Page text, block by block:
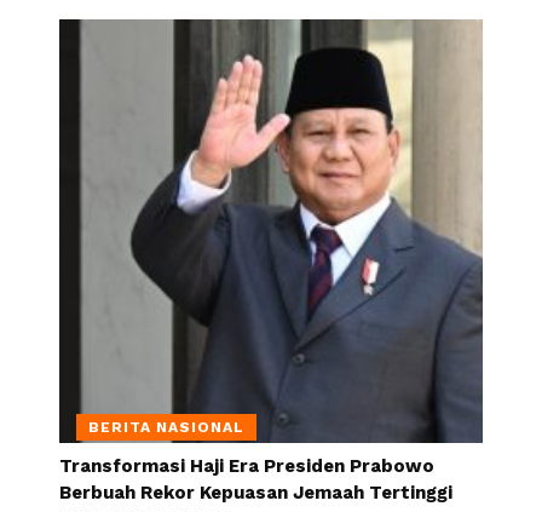
BERITA NASIONAL
Transformasi Haji Era Presiden Prabowo
Berbuah Rekor Kepuasan Jemaah Tertinggi